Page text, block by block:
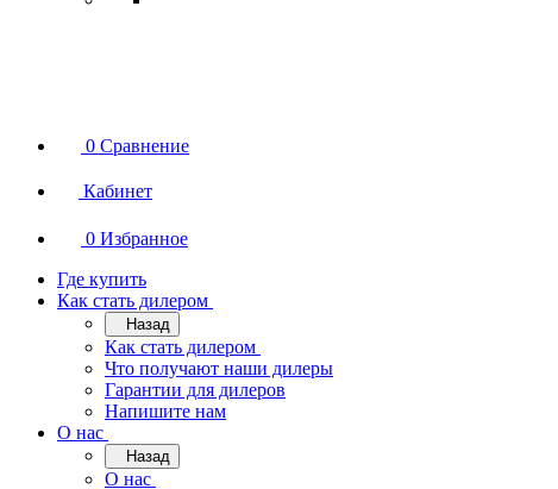
0 Сравнение
Кабинет
0 Избранное
Где купить
Как стать дилером
Назад
Как стать дилером
Что получают наши дилеры
Гарантии для дилеров
Напишите нам
О нас
Назад
О нас